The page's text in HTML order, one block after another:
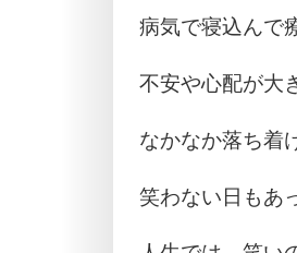
病気で寝込んで
不安や心配が大
なかなか落ち着
笑わない日もあ